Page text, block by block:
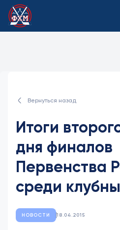
Вернуться назад
Итоги
дня финалов
Первенства
среди
НОВОСТИ 18.04.2015